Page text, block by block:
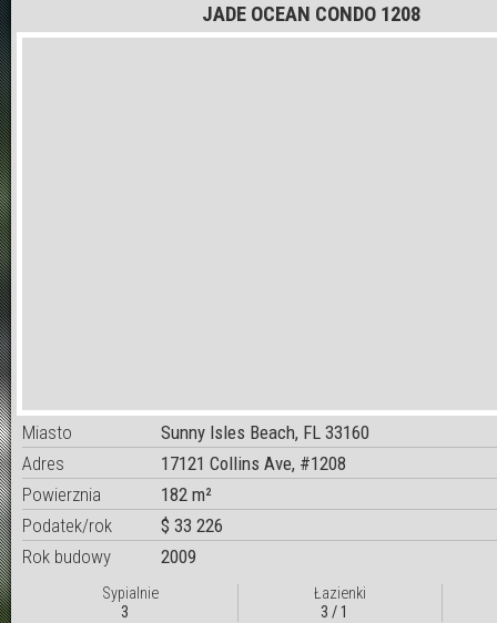
JADE OCEAN CONDO 1208
Miasto
Sunny Isles Beach, FL 33160
Adres
17121 Collins Ave, #1208
Powierznia
182 m²
Podatek/rok
$ 33 226
Rok budowy
2009
Sypialnie
3
Łazienki
3 / 1